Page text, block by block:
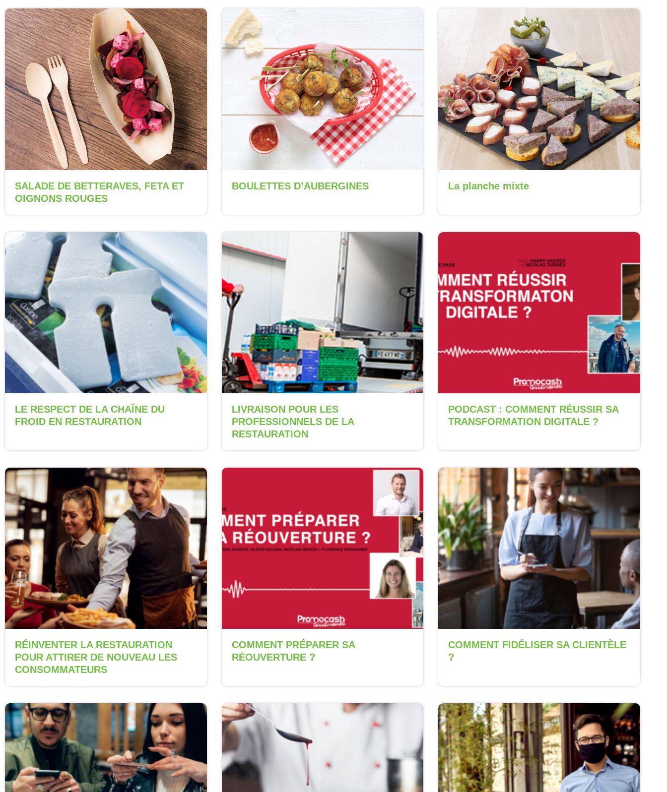
SALADE DE BETTERAVES, FETA ET
OIGNONS ROUGES
BOULETTES D’AUBERGINES La planche mixte
LE RESPECT DE LA CHAÎNE DU
FROID EN RESTAURATION
LIVRAISON POUR LES
PROFESSIONNELS DE LA
RESTAURATION
PODCAST : COMMENT RÉUSSIR SA
TRANSFORMATION DIGITALE ?
RÉINVENTER LA RESTAURATION
POUR ATTIRER DE NOUVEAU LES
CONSOMMATEURS
COMMENT PRÉPARER SA
RÉOUVERTURE ?
COMMENT FIDÉLISER SA CLIENTÈLE
?